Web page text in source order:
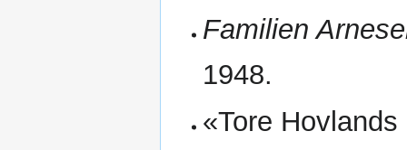
Familien
1948.
«Tore